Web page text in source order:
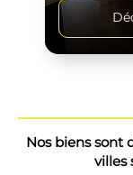
Nos biens sont
villes